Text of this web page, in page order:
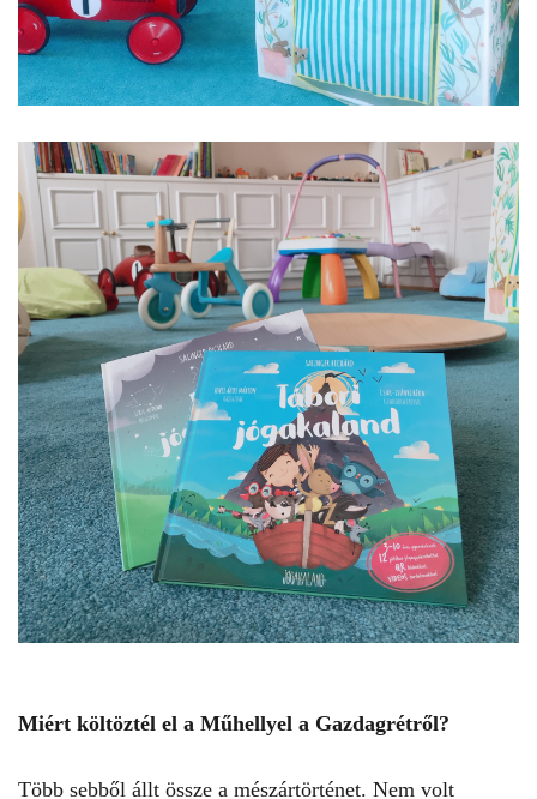
Miért költöztél el a Műhellyel a Gazdagrétről?
Több sebből állt össze a mészártörténet. Nem volt